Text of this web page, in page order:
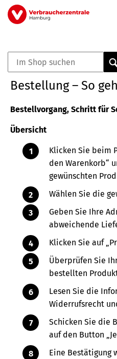
Direkt
zum
0
Bestellung – So
Bestellvorgang, Schritt für
Übersicht
Klicken Sie beim
den Warenkorb“
gewünschten
Wählen Sie die
Geben Sie Ihre
abweichende
Klicken Sie auf
Überprüfen Sie
bestellten
Lesen Sie die
Widerrufsrecht
Schicken Sie die
auf den Button
Eine Bestätigung